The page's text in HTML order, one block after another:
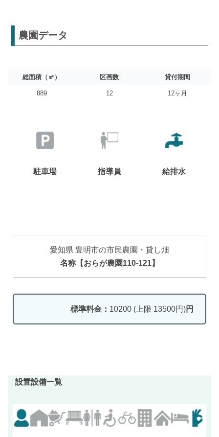
農園データ
総面積（㎡） 区画数 貸付期間
889 12 12ヶ月
駐車場 指導員 給排水
愛知県 豊明市の市民農園・貸し畑
名称【おらが農園110-121】
標準料金： 10200 (上限 13500円)円
設置設備一覧